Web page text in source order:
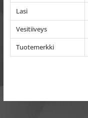
Lasi
Vesitiiveys
Tuotemerkki